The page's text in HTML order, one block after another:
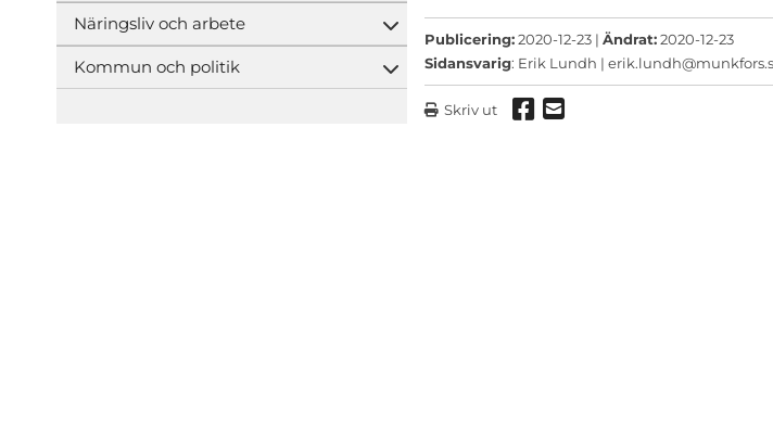
Näringsliv och arbete
Öppna undermeny
Kommun och politik
Öppna undermeny
Publicering:2020-12-23 |Ändrat:2020-12-23
Sidansvarig: Erik Lundh |
Skriv ut Dela via Facebook
Dela via mail